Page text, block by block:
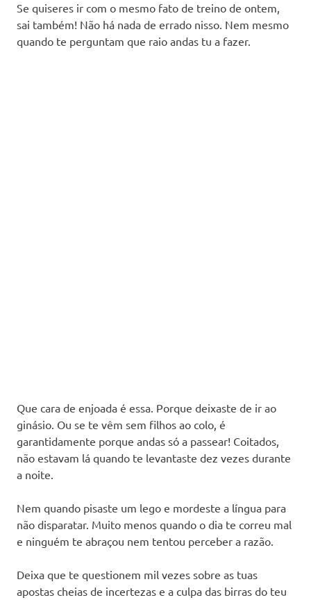
Se quiseres ir com o mesmo fato de treino de ontem,
sai também! Não há nada de errado nisso. Nem mesmo
quando te perguntam que raio andas tu a fazer.
Que cara de enjoada é essa. Porque deixaste de ir ao
ginásio. Ou se te vêm sem filhos ao colo, é
garantidamente porque andas só a passear! Coitados,
não estavam lá quando te levantaste dez vezes durante
a noite.
Nem quando pisaste um lego e mordeste a língua para
não disparatar. Muito menos quando o dia te correu mal
e ninguém te abraçou nem tentou perceber a razão.
Deixa que te questionem mil vezes sobre as tuas
apostas cheias de incertezas e a culpa das birras do teu